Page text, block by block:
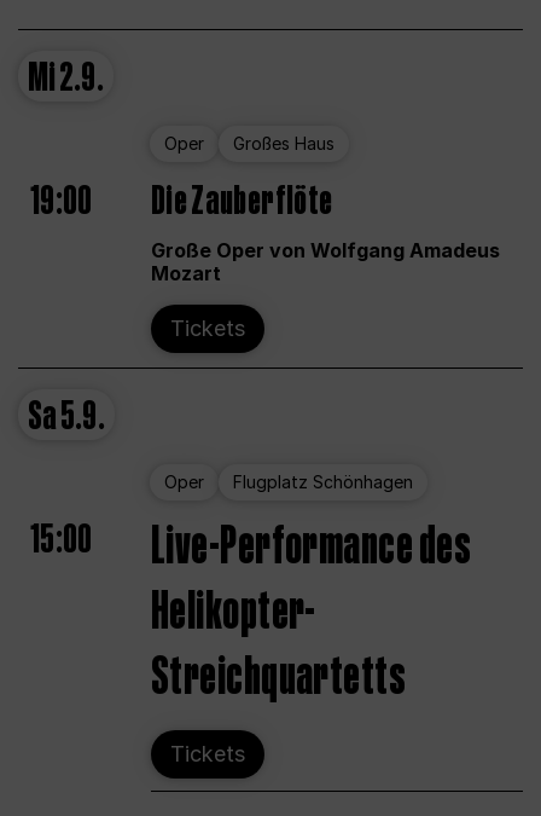
Mi2.9.
Oper Großes Haus
19:00 Die Zauberflöte
Große Oper von Wolfgang Amadeus
Mozart
Tickets
Sa5.9.
Oper Flugplatz Schönhagen
15:00
Live-Performance des
Helikopter-
Streichquartetts
Tickets